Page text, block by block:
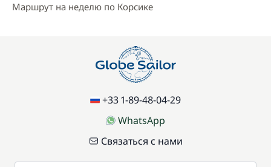
Маршрут на неделю по Корсике
+33 1-89-48-04-29
WhatsApp
Связаться с нами